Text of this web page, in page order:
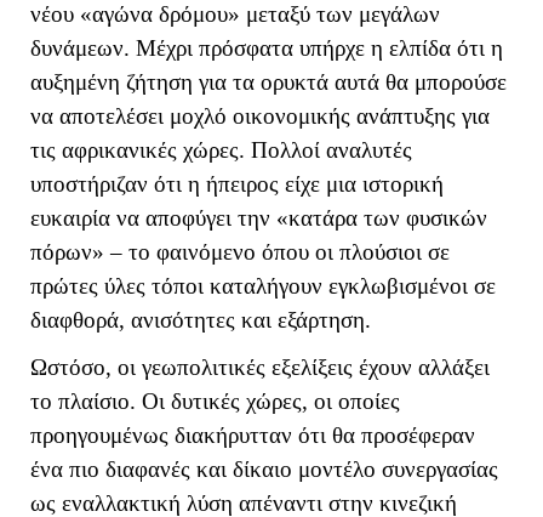
νέου «αγώνα δρόμου» μεταξύ των μεγάλων
δυνάμεων. Μέχρι πρόσφατα υπήρχε η ελπίδα ότι η
αυξημένη ζήτηση για τα ορυκτά αυτά θα μπορούσε
να αποτελέσει μοχλό οικονομικής ανάπτυξης για
τις αφρικανικές χώρες. Πολλοί αναλυτές
υποστήριζαν ότι η ήπειρος είχε μια ιστορική
ευκαιρία να αποφύγει την «κατάρα των φυσικών
πόρων» – το φαινόμενο όπου οι πλούσιοι σε
πρώτες ύλες τόποι καταλήγουν εγκλωβισμένοι σε
διαφθορά, ανισότητες και εξάρτηση.
Ωστόσο, οι γεωπολιτικές εξελίξεις έχουν αλλάξει
το πλαίσιο. Οι δυτικές χώρες, οι οποίες
προηγουμένως διακήρυτταν ότι θα προσέφεραν
ένα πιο διαφανές και δίκαιο μοντέλο συνεργασίας
ως εναλλακτική λύση απέναντι στην κινεζική